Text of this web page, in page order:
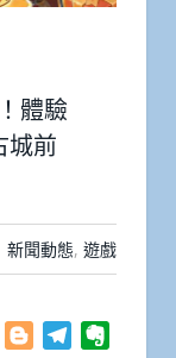
體驗
城前
新聞動態, 遊戲
Plurk BloggerTelegram